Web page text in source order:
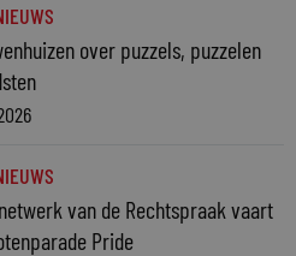
over puzzels, puzzelen
van de Rechtspraak vaart
Pride